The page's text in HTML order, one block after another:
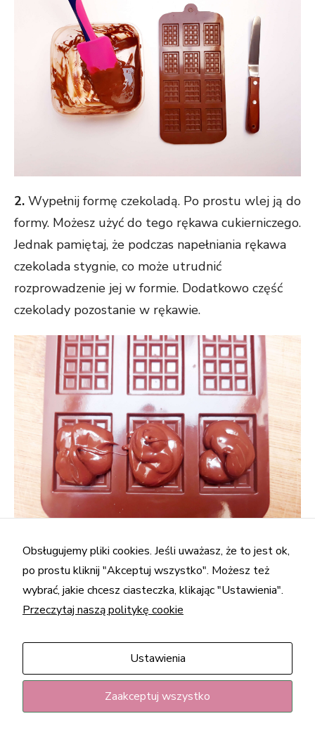
2. Wypełnij formę czekoladą. Po prostu wlej ją do
formy. Możesz użyć do tego rękawa cukierniczego.
Jednak pamiętaj, że podczas napełniania rękawa
czekolada stygnie, co może utrudnić
rozprowadzenie jej w formie. Dodatkowo część
czekolady pozostanie w rękawie.
3.Ułóż foremkę na tacy lub desce do krojenia i
uderz nią kilka razy o blat, aby forma dokładnie
wypełniła się czekoladą. Wyrównaj powierzchnię
przy pomocy małej szpatułki.
Obsługujemy pliki cookies. Jeśli uważasz, że to jest ok,
po prostu kliknij "Akceptuj wszystko". Możesz też
wybrać, jakie chcesz ciasteczka, klikając "Ustawienia".
Przeczytaj naszą politykę cookie
Ustawienia
Zaakceptuj wszystko